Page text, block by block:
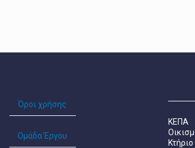
Όροι χρήσης
Ομάδα Έργου
ΚΕΠΑ